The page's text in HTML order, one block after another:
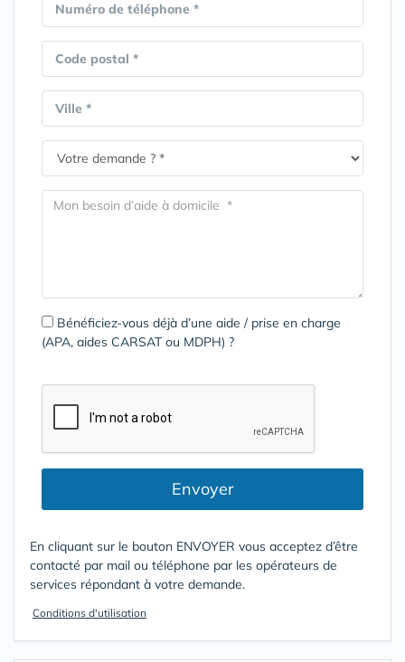
Numéro de téléphone *
Code postal *
Ville *
Bénéficiez-vous déjà d’une aide / prise en charge
(APA, aides CARSAT ou MDPH) ?
Envoyer
En cliquant sur le bouton ENVOYER vous acceptez d’être
contacté par mail ou téléphone par les opérateurs de
services répondant à votre demande.
Conditions d'utilisation